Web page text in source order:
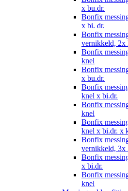
x bu.dr.
Bonfix
x bi. dr.
Bonfix
vernikkeld, 2x
Bonfix
knel
Bonfix
x bu.dr.
Bonfix
knel x bi.dr.
Bonfix
knel
Bonfix
knel x bi.dr. x
Bonfix
vernikkeld, 3x
Bonfix
x bi.dr.
Bonfix
knel